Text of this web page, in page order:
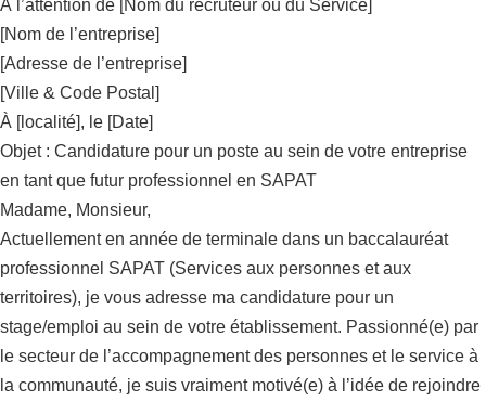
À l’attention de [Nom du recruteur ou du Service]
[Nom de l’entreprise]
[Adresse de l’entreprise]
[Ville & Code Postal]
À [localité], le [Date]
Objet : Candidature pour un poste au sein de votre entreprise
en tant que futur professionnel en SAPAT
Madame, Monsieur,
Actuellement en année de terminale dans un baccalauréat
professionnel SAPAT (Services aux personnes et aux
territoires), je vous adresse ma candidature pour un
stage/emploi au sein de votre établissement. Passionné(e) par
le secteur de l’accompagnement des personnes et le service à
la communauté, je suis vraiment motivé(e) à l’idée de rejoindre